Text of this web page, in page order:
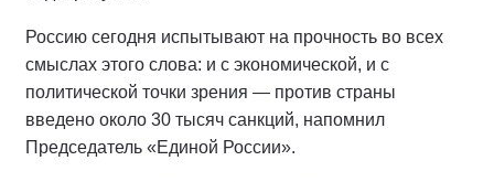
Россию сегодня испытывают на прочность во всех
смыслах этого слова: и с экономической, и с
политической точки зрения — против страны
введено около 30 тысяч санкций, напомнил
Председатель «Единой России».